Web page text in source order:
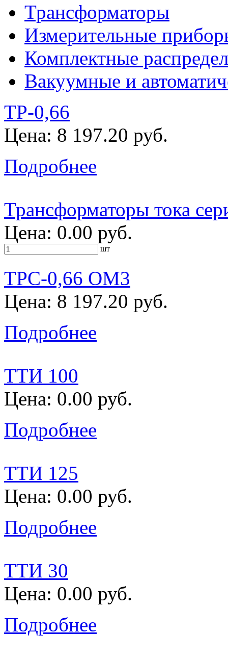
Трансформаторы
Измерительные
Комплектные
Вакуумные и
ТР-0,66
Цена: 8 197.20 руб.
Подробнее
Трансформаторы тока
Цена: 0.00 руб.
шт
ТРС-0,66 ОМ3
Цена: 8 197.20 руб.
Подробнее
ТТИ 100
Цена: 0.00 руб.
Подробнее
ТТИ 125
Цена: 0.00 руб.
Подробнее
ТТИ 30
Цена: 0.00 руб.
Подробнее